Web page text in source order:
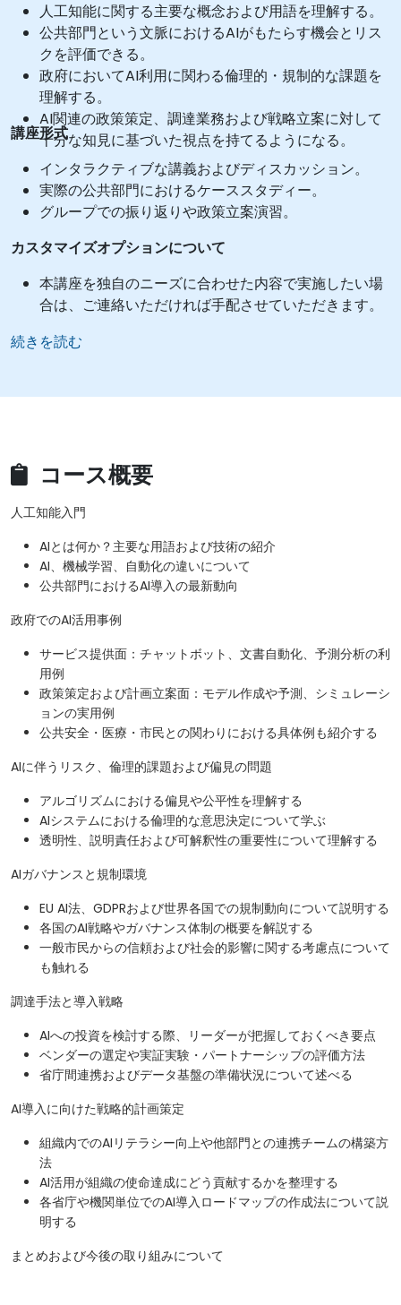
人工知能に関する主要な概念および用語を理解する。
公共部門という文脈におけるAIがもたらす機会とリス
クを評価できる。
政府においてAI利用に関わる倫理的・規制的な課題を
理解する。
AI関連の政策策定、調達業務および戦略立案に対して
十分な知見に基づいた視点を持てるようになる。
講座形式
インタラクティブな講義およびディスカッション。
実際の公共部門におけるケーススタディー。
グループでの振り返りや政策立案演習。
カスタマイズオプションについて
本講座を独自のニーズに合わせた内容で実施したい場
合は、ご連絡いただければ手配させていただきます。
続きを読む
コース概要
人工知能入門
AIとは何か？主要な用語および技術の紹介
AI、機械学習、自動化の違いについて
公共部門におけるAI導入の最新動向
政府でのAI活用事例
サービス提供面：チャットボット、文書自動化、予測分析の利
用例
政策策定および計画立案面：モデル作成や予測、シミュレーシ
ョンの実用例
公共安全・医療・市民との関わりにおける具体例も紹介する
AIに伴うリスク、倫理的課題および偏見の問題
アルゴリズムにおける偏見や公平性を理解する
AIシステムにおける倫理的な意思決定について学ぶ
透明性、説明責任および可解釈性の重要性について理解する
AIガバナンスと規制環境
EU AI法、GDPRおよび世界各国での規制動向について説明する
各国のAI戦略やガバナンス体制の概要を解説する
一般市民からの信頼および社会的影響に関する考慮点について
も触れる
調達手法と導入戦略
AIへの投資を検討する際、リーダーが把握しておくべき要点
ベンダーの選定や実証実験・パートナーシップの評価方法
省庁間連携およびデータ基盤の準備状況について述べる
AI導入に向けた戦略的計画策定
組織内でのAIリテラシー向上や他部門との連携チームの構築方
法
AI活用が組織の使命達成にどう貢献するかを整理する
各省庁や機関単位でのAI導入ロードマップの作成法について説
明する
まとめおよび今後の取り組みについて